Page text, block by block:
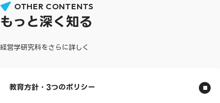
OTHER CONTENTS
もっと深く知る
経営学研究科をさらに詳しく
教育方針・3つのポリシー